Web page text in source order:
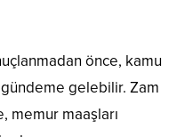
önce, kamu
gündeme gelebilir. Zam
memur maaşları